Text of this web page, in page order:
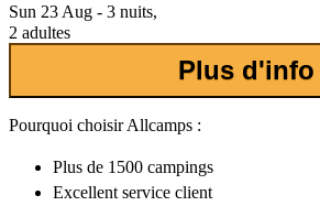
Sun 23 Aug - 3 nuits,
2 adultes
Plus d'info
Pourquoi choisir Allcamps :
Plus de 1500 campings
Excellent service client